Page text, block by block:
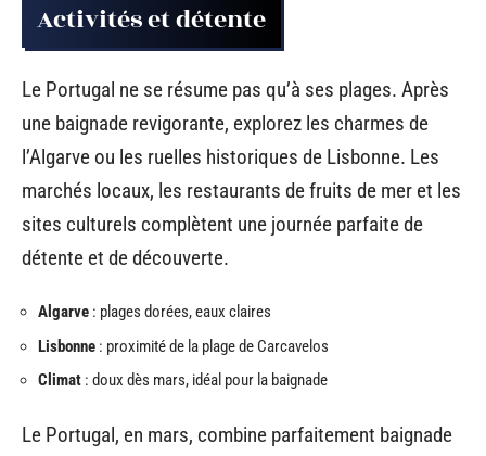
Activités et détente
Le Portugal ne se résume pas qu’à ses plages. Après
une baignade revigorante, explorez les charmes de
l’Algarve ou les ruelles historiques de Lisbonne. Les
marchés locaux, les restaurants de fruits de mer et les
sites culturels complètent une journée parfaite de
détente et de découverte.
Algarve : plages dorées, eaux claires
Lisbonne : proximité de la plage de Carcavelos
Climat : doux dès mars, idéal pour la baignade
Le Portugal, en mars, combine parfaitement baignade